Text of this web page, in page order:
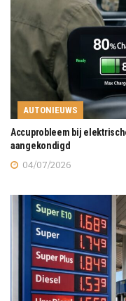
AUTONIEUWS
Accuprobleem bij
aangekondigd
04/07/2026